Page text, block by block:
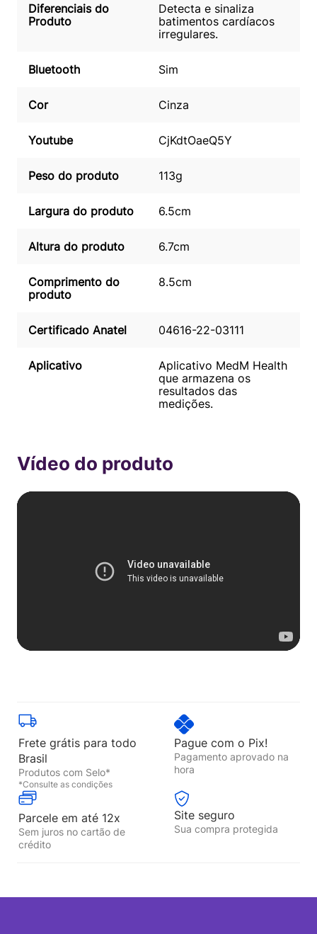
Diferenciais do
Produto
Detecta e sinaliza
batimentos cardíacos
irregulares.
Bluetooth Sim
Cor Cinza
Youtube CjKdtOaeQ5Y
Peso do produto 113g
Largura do produto 6.5cm
Altura do produto 6.7cm
Comprimento do
produto
8.5cm
Certificado Anatel 04616-22-03111
Aplicativo
Aplicativo MedM Health
que armazena os
resultados das
medições.
Frete grátis para todo
Brasil
Produtos com Selo*
*Consulte as condições
Pague com o Pix!
Pagamento aprovado na
hora
Parcele em até 12x
Sem juros no cartão de
crédito
Site seguro
Sua compra protegida